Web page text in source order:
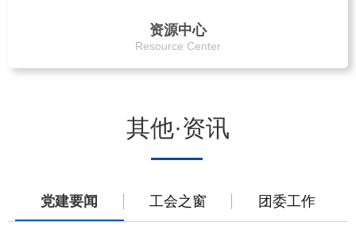
资源中心
Resource Center
其他·资讯
党建要闻 工会之窗 团委工作